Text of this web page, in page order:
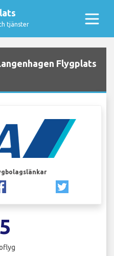
tjänster
Flygplats